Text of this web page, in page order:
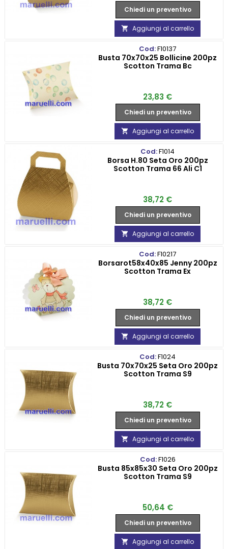
Chiedi un preventivo
 Aggiungi al carrello
Cod:F10137
Busta 70x70x25 Bollicine 200pz
Scotton Trama Bc
Prezzo
23,83 €
Chiedi un preventivo
 Aggiungi al carrello
Cod:F1014
Borsa H.80 Seta Oro 200pz
Scotton Trama 66 Ali C1
Prezzo
38,72 €
Chiedi un preventivo
 Aggiungi al carrello
Cod:F10217
Borsarot58x40x85 Jenny 200pz
Scotton Trama Ex
Prezzo
38,72 €
Chiedi un preventivo
 Aggiungi al carrello
Cod:F1024
Busta 70x70x25 Seta Oro 200pz
Scotton Trama S9
Prezzo
38,72 €
Chiedi un preventivo
 Aggiungi al carrello
Cod:F1026
Busta 85x85x30 Seta Oro 200pz
Scotton Trama S9
Prezzo
50,64 €
Chiedi un preventivo
 Aggiungi al carrello